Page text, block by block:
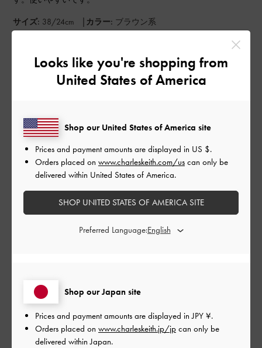
サイズ: 38/24cm | カラー: ブラウン系
とてもよかった
もっと見る
このレビューは役に立ちましたか？
形かわいい！！
サイズ: 37/23.5cm |カラー:
Looks like you're shopping from
United States of America
Shop our Japan site
Prices and payment amounts are displayed inJPY ¥.
Orders placed on www.charleskeith.jp/jp can only be
delivered within Japan.
Shop our United States of America site
Prices and payment amounts are displayed in US $.
Orders placed on www.charleskeith.com/us can only be
delivered within United States of America.
SHOP UNITED STATES OF AMERICA SITE
Preferred Language: